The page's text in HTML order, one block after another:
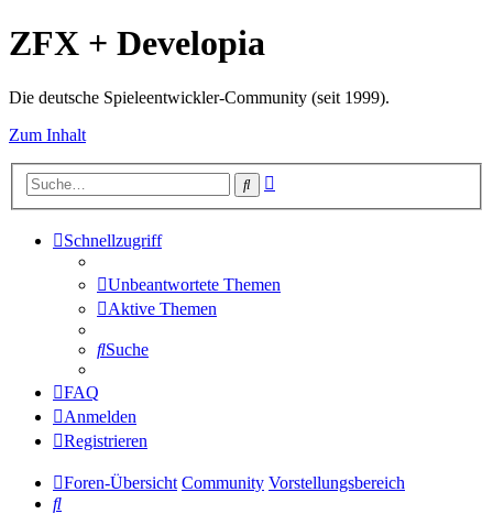
ZFX + Developia
Die deutsche Spieleentwickler-Community (seit 1999).
Zum Inhalt
Suche
Schnellzugriff
Unbeantwortete Themen
Aktive Themen
Suche
FAQ
Anmelden
Registrieren
Foren-Übersicht Community Vorstellungsbereich
Suche